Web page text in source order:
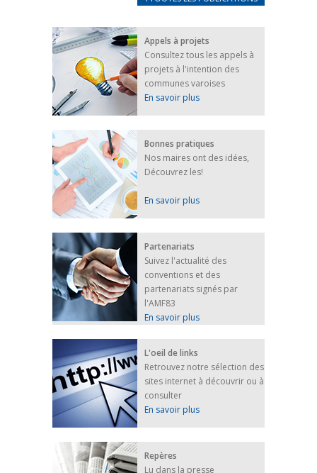
25 avril 2022
Afin d’accompagner au mieux les réfugiés
ukrainiens arrivés en France,...
FEUILLETER
Appels à projets
Consultez tous les appels à
projets à l'intention des
communes varoises
En savoir plus
Bonnes pratiques
Nos maires ont des idées,
Découvrez les!
En savoir plus
Partenariats
Suivez l'actualité des
conventions et des
partenariats signés par
l'AMF83
En savoir plus
L'oeil de links
Retrouvez notre sélection des
sites internet à découvrir ou à
consulter
En savoir plus
Repères
Lu dans la presse